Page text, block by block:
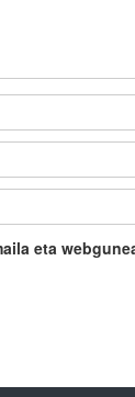
eta